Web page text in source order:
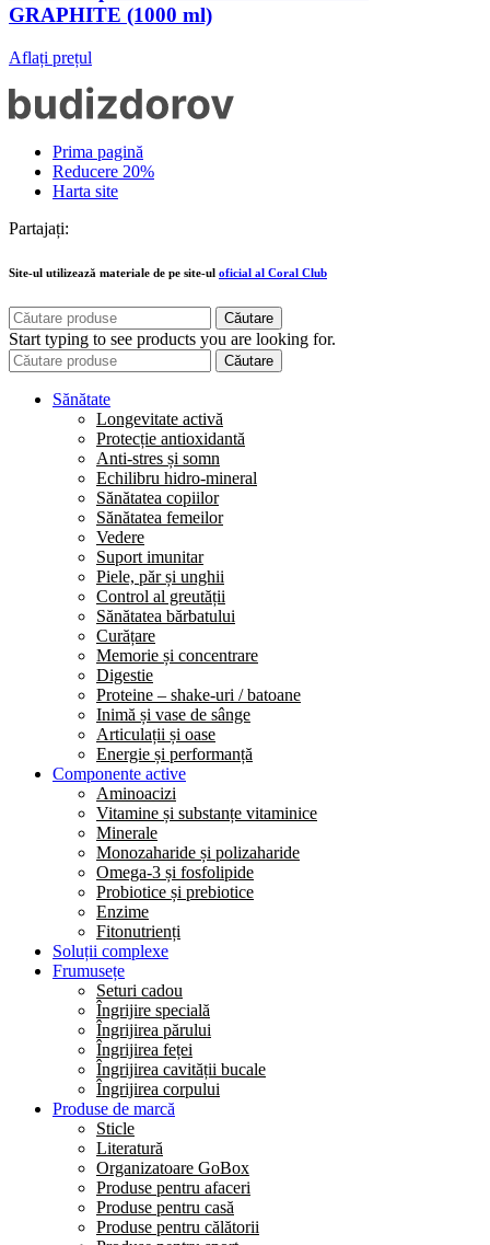
GRAPHITE (1000 ml)
Aflați prețul
Prima pagină
Reducere 20%
Harta site
Partajați:
Site-ul utilizează materiale de pe site-ul oficial al Coral Club
Căutare
Start typing to see products you are looking for.
Căutare
Sănătate
Longevitate activă
Protecție antioxidantă
Anti-stres și somn
Echilibru hidro-mineral
Sănătatea copiilor
Sănătatea femeilor
Vedere
Suport imunitar
Piele, păr și unghii
Control al greutății
Sănătatea bărbatului
Curățare
Memorie și concentrare
Digestie
Proteine – shake-uri / batoane
Inimă și vase de sânge
Articulații și oase
Energie și performanță
Componente active
Aminoacizi
Vitamine și substanțe vitaminice
Minerale
Monozaharide și polizaharide
Omega-3 și fosfolipide
Probiotice și prebiotice
Enzime
Fitonutrienți
Soluții complexe
Frumusețe
Seturi cadou
Îngrijire specială
Îngrijirea părului
Îngrijirea feței
Îngrijirea cavității bucale
Îngrijirea corpului
Produse de marcă
Sticle
Literatură
Organizatoare GoBox
Produse pentru afaceri
Produse pentru casă
Produse pentru călătorii